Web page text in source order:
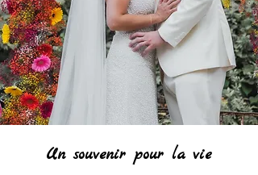
Un souvenir pour la vie